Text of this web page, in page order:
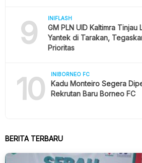
9 INIFLASH
GM PLN UID Kaltimra
Yantek di Tarakan,
Prioritas
10 INIBORNEO FC
Kadu Monteiro Segera
Rekrutan Baru Borneo FC
BERITA TERBARU